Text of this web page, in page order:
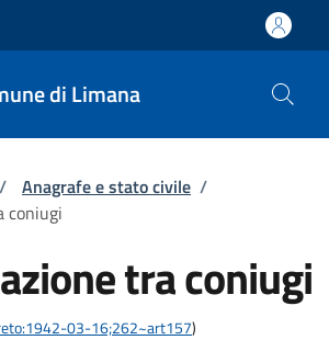
di Limana
pane
/ Anagrafe e stato civile /
coniugi
tra coniugi
03-16;262~art157)